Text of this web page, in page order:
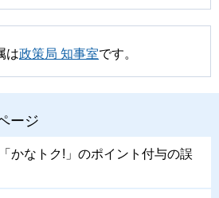
は政策局 知事室です。
ージ
かなトク!」のポイント付与の誤